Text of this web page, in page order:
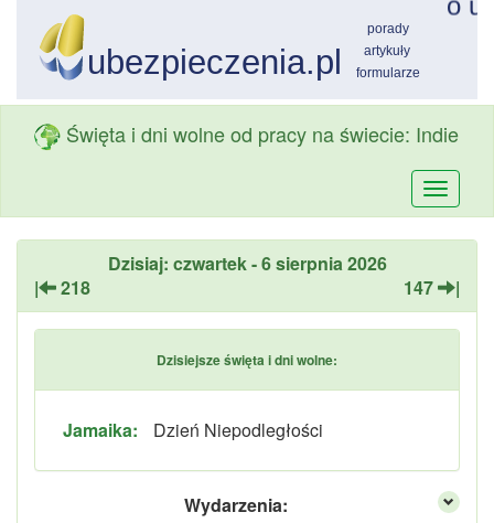
Święta i dni wolne od pracy na świecie: Indie
Dzisiaj: czwartek - 6 sierpnia 2026
|
218 147 |
Dzisiejsze święta i dni wolne:
Jamaika: Dzień Niepodległości
Wydarzenia: